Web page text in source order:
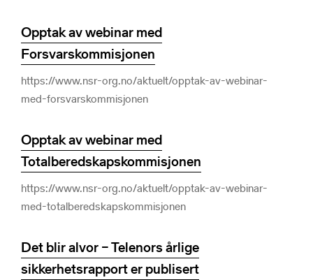
Opptak av webinar med
Forsvarskommisjonen
https://www.nsr-org.no/aktuelt/opptak-av-webinar-
med-forsvarskommisjonen
Opptak av webinar med
Totalberedskapskommisjonen
https://www.nsr-org.no/aktuelt/opptak-av-webinar-
med-totalberedskapskommisjonen
Det blir alvor – Telenors årlige
sikkerhetsrapport er publisert